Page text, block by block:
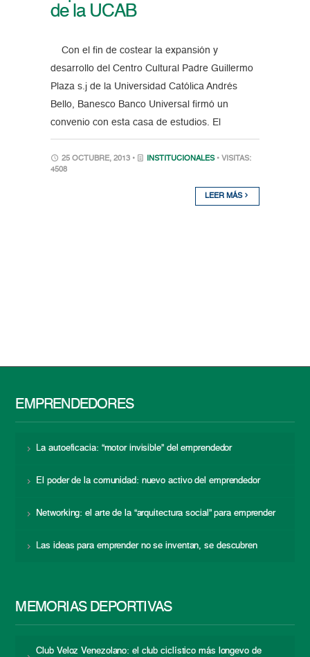
de la UCAB
Con el fin de costear la expansión y
desarrollo del Centro Cultural Padre Guillermo
Plaza s.j de la Universidad Católica Andrés
Bello, Banesco Banco Universal firmó un
convenio con esta casa de estudios. El
25 OCTUBRE, 2013 • INSTITUCIONALES • VISITAS:
4508
LEER MÁS
EMPRENDEDORES
La autoeficacia: “motor invisible” del emprendedor
El poder de la comunidad: nuevo activo del emprendedor
Networking: el arte de la “arquitectura social” para emprender
Las ideas para emprender no se inventan, se descubren
MEMORIAS DEPORTIVAS
Club Veloz Venezolano: el club ciclístico más longevo de